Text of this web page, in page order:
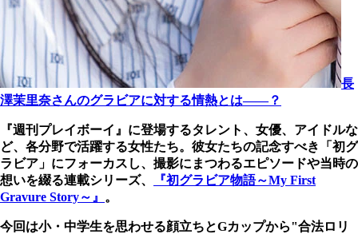
長
澤茉里奈さんのグラビアに対する情熱とは――？
『週刊プレイボーイ』に登場するタレント、女優、アイドルな
ど、各分野で活躍する女性たち。彼女たちの記念すべき「初グ
ラビア」にフォーカスし、撮影にまつわるエピソードや当時の
想いを綴る連載シリーズ、
『初グラビア物語～My First
Gravure Story～』 。
今回は小・中学生を思わせる顔立ちとGカップから"合法ロリ